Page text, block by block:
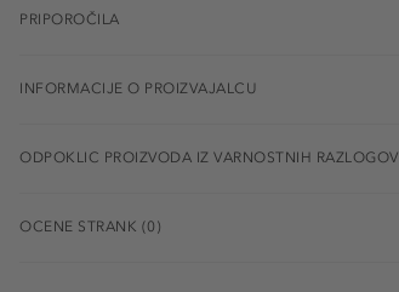
PRIPOROČILA
INFORMACIJE O PROIZVAJALCU
ODPOKLIC PROIZVODA IZ VARNOSTNIH RAZLOGOV
OCENE STRANK (0)